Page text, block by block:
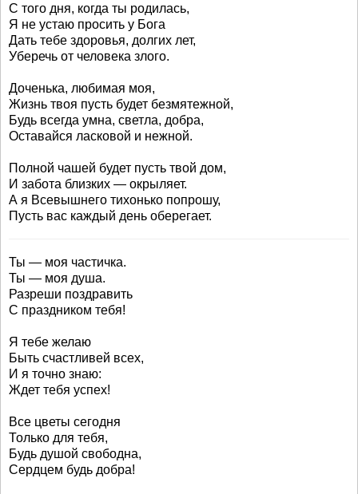
С того дня, когда ты родилась,
Я не устаю просить у Бога
Дать тебе здоровья, долгих лет,
Уберечь от человека злого.
Доченька, любимая моя,
Жизнь твоя пусть будет безмятежной,
Будь всегда умна, светла, добра,
Оставайся ласковой и нежной.
Полной чашей будет пусть твой дом,
И забота близких — окрыляет.
А я Всевышнего тихонько попрошу,
Пусть вас каждый день оберегает.
Ты — моя частичка.
Ты — моя душа.
Разреши поздравить
С праздником тебя!
Я тебе желаю
Быть счастливей всех,
И я точно знаю:
Ждет тебя успех!
Все цветы сегодня
Только для тебя,
Будь душой свободна,
Сердцем будь добра!